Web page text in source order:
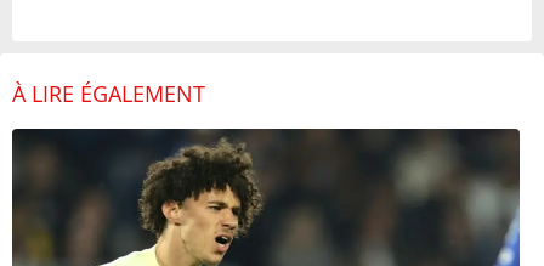
À LIRE ÉGALEMENT